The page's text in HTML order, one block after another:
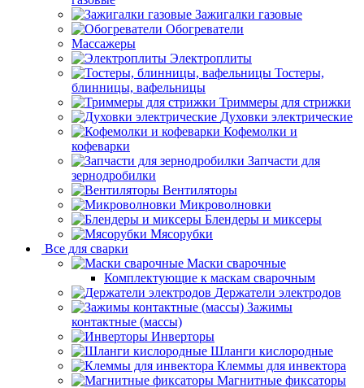
Зажигалки газовые
Обогреватели
Массажеры
Электроплиты
Тостеры,
блинницы, вафельницы
Триммеры для стрижки
Духовки электрические
Кофемолки и
кофеварки
Запчасти для
зернодробилки
Вентиляторы
Микроволновки
Блендеры и миксеры
Мясорубки
Все для сварки
Маски сварочные
Комплектующие к маскам сварочным
Держатели электродов
Зажимы
контактные (массы)
Инверторы
Шланги кислородные
Клеммы для инвектора
Магнитные фиксаторы